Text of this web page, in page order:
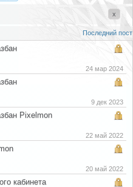
x
Последний пост
24 мар 2024
9 дек 2023
Pixelmon
22 май 2022
20 май 2022
кабинета